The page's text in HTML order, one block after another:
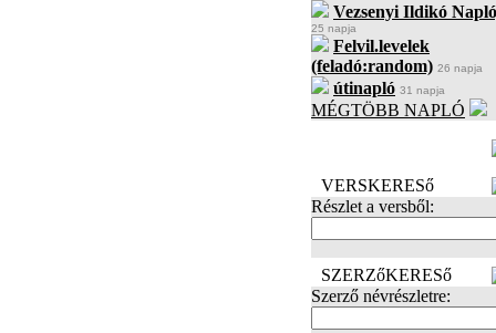
Vezsenyi Ildikó
25 napja
Felvil.levelek
(feladó:random) 26 napja
útinapló 31 napja
MÉGTÖBB NAPLÓ
VERSKERESő
Részlet a versből:
SZERZőKERESő
Szerző névrészletre: